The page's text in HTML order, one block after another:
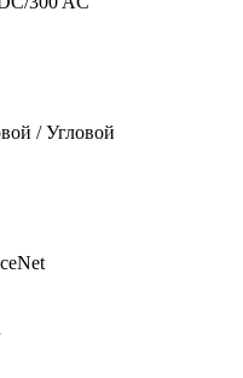
/ Угловой